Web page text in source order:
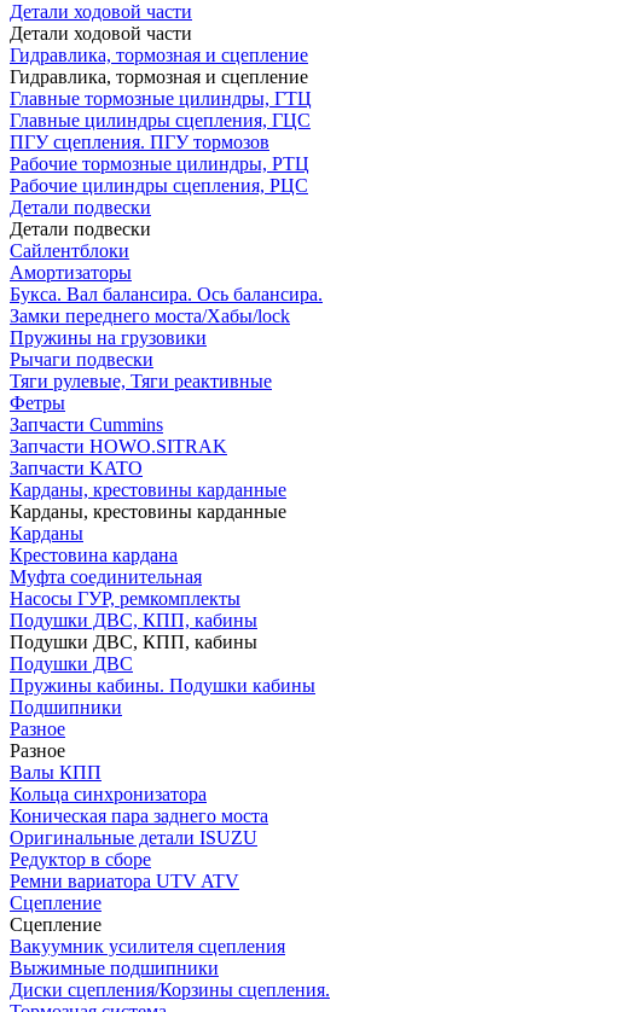
Детали ходовой части
Детали ходовой части
Гидравлика, тормозная и сцепление
Гидравлика, тормозная и сцепление
Главные тормозные цилиндры, ГТЦ
Главные цилиндры сцепления, ГЦС
ПГУ сцепления. ПГУ тормозов
Рабочие тормозные цилиндры, РТЦ
Рабочие цилиндры сцепления, РЦС
Детали подвески
Детали подвески
Cайлентблоки
Амортизаторы
Букса. Вал балансира. Ось балансира.
Замки переднего моста/Хабы/lock
Пружины на грузовики
Рычаги подвески
Тяги рулевые, Тяги реактивные
Фетры
Запчасти Cummins
Запчасти HOWO.SITRAK
Запчасти KATO
Карданы, крестовины карданные
Карданы, крестовины карданные
Карданы
Крестовина кардана
Муфта соединительная
Насосы ГУР, ремкомплекты
Подушки ДВС, КПП, кабины
Подушки ДВС, КПП, кабины
Подушки ДВС
Пружины кабины. Подушки кабины
Подшипники
Разное
Разное
Валы КПП
Кольца синхронизатора
Коническая пара заднего моста
Оригинальные детали ISUZU
Редуктор в сборе
Ремни вариатора UTV ATV
Сцепление
Сцепление
Вакуумник усилителя сцепления
Выжимные подшипники
Диски сцепления/Корзины сцепления.